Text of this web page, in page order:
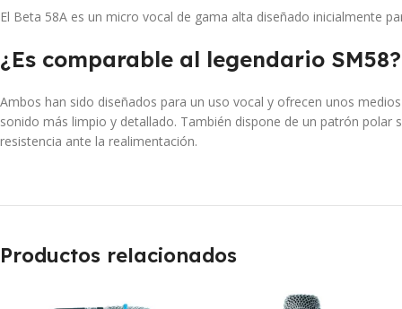
El Beta 58A es un micro vocal de gama alta diseñado inicialmente
¿Es comparable al legendario SM58?
Ambos han sido diseñados para un uso vocal y ofrecen unos
sonido más limpio y detallado. También dispone de un patrón
resistencia ante la realimentación.
Productos relacionados